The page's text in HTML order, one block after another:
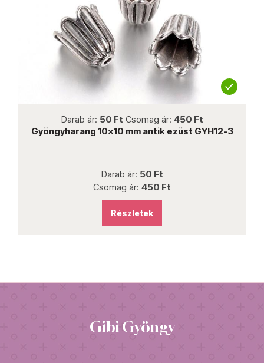
Darab ár: 50 Ft Csomag ár: 450 Ft
Gyöngyharang 10x10 mm antik ezüst GYH12-3
Darab ár: 50 Ft
Csomag ár: 450 Ft
Részletek
Gibi Gyöngy